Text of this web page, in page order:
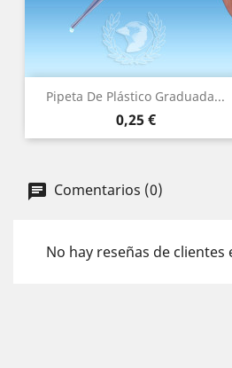
Pipeta De Plástico Graduada...
Precio
0,25 €
Comentarios (0)
No hay reseñas de